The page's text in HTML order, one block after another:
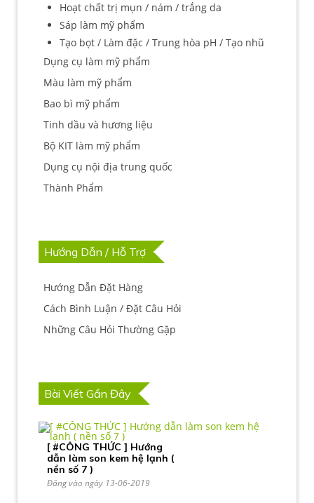
Hoạt chất trị mụn / nám / trắng da
Sáp làm mỹ phẩm
Tạo bọt / Làm đặc / Trung hòa pH / Tạo nhũ
Dụng cụ làm mỹ phẩm
Màu làm mỹ phẩm
Bao bì mỹ phẩm
Tinh dầu và hương liệu
Bộ KIT làm mỹ phẩm
Dụng cụ nội địa trung quốc
Thành Phẩm
Hướng Dẫn / Hỗ Trợ
Hướng Dẫn Đặt Hàng
Cách Bình Luận / Đặt Câu Hỏi
Những Câu Hỏi Thường Gặp
Bài Viết Gần Đây
[ #CÔNG THỨC ] Hướng
dẫn làm son kem hệ lạnh (
nền số 7 )
Đăng vào ngày 13-06-2019